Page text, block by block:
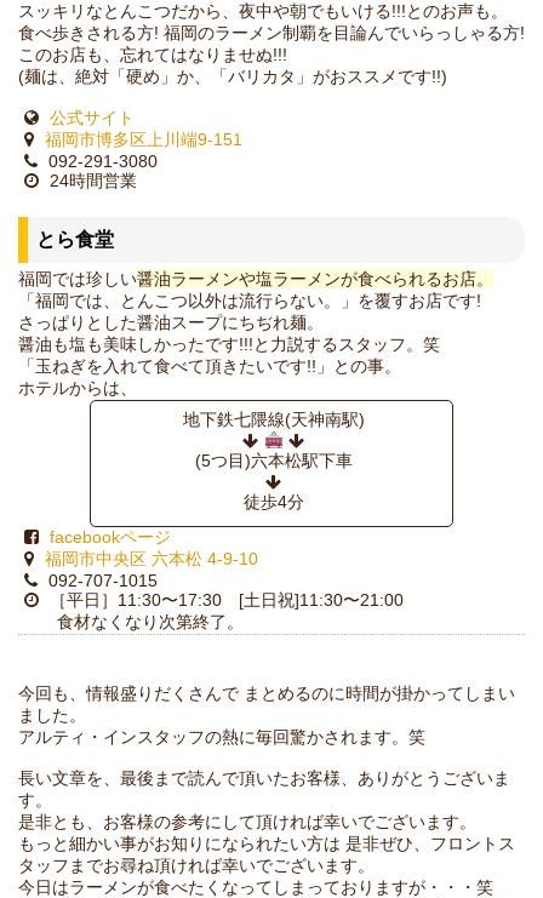
スッキリなとんこつだから、夜中や朝でもいける!!!とのお声も。
食べ歩きされる方! 福岡のラーメン制覇を目論んでいらっしゃる方!
このお店も、忘れてはなりませぬ!!!
(麺は、絶対「硬め」か、「バリカタ」がおススメです!!)
公式サイト
福岡市博多区上川端9-151
092-291-3080
24時間営業
とら食堂
福岡では珍しい醤油ラーメンや塩ラーメンが食べられるお店。
「福岡では、とんこつ以外は流行らない。」を覆すお店です!
さっぱりとした醤油スープにちぢれ麺。
醤油も塩も美味しかったです!!!と力説するスタッフ。笑
「玉ねぎを入れて食べて頂きたいです!!」との事。
ホテルからは、
地下鉄七隈線(天神南駅)
(5つ目)六本松駅下車
徒歩4分
facebookページ
福岡市中央区 六本松 4-9-10
092-707-1015
［平日］11:30〜17:30 [土日祝]11:30〜21:00
食材なくなり次第終了。
今回も、情報盛りだくさんで まとめるのに時間が掛かってしまい
ました。
アルティ・インスタッフの熱に毎回驚かされます。笑
長い文章を、最後まで読んで頂いたお客様、ありがとうございま
す。
是非とも、お客様の参考にして頂ければ幸いでございます。
もっと細かい事がお知りになられたい方は 是非ぜひ、フロントス
タッフまでお尋ね頂ければ幸いでございます。
今日はラーメンが食べたくなってしまっておりますが・・・笑